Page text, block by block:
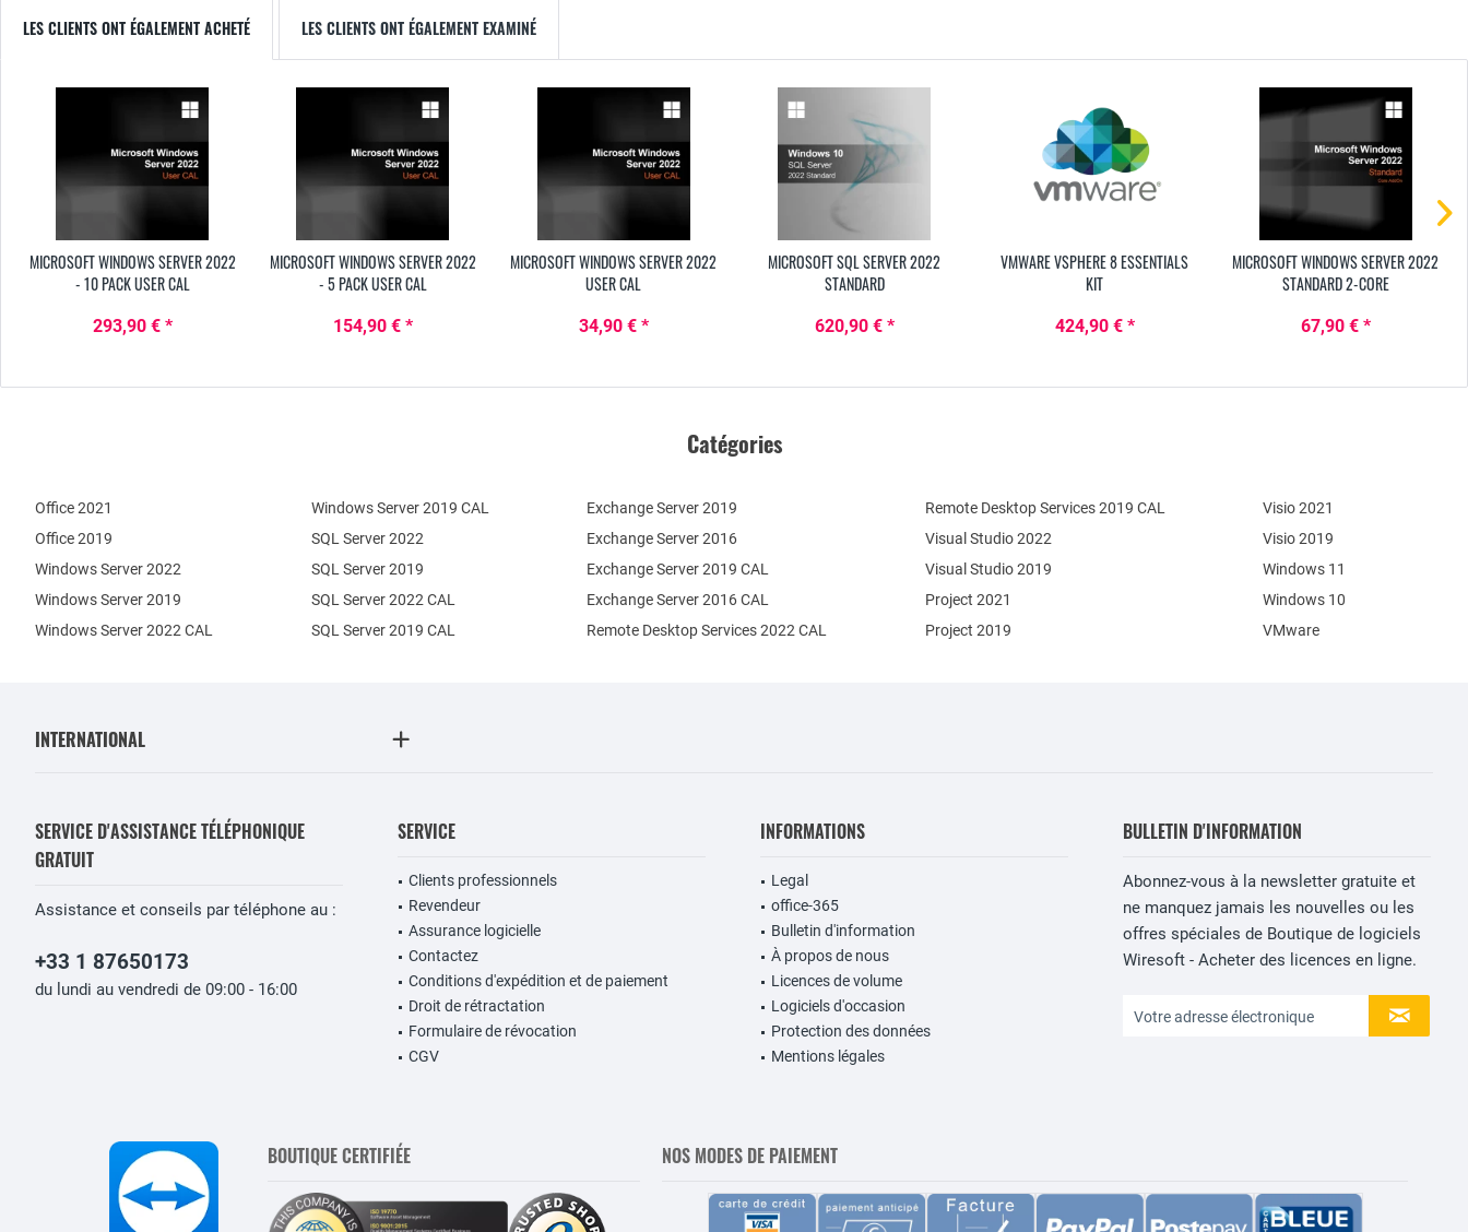
LES CLIENTS ONT ÉGALEMENT ACHETÉ LES CLIENTS ONT ÉGALEMENT EXAMINÉ
MICROSOFT WINDOWS SERVER 2022
- 10 PACK USER CAL
293,90 € *
MICROSOFT WINDOWS SERVER 2022
- 5 PACK USER CAL
154,90 € *
MICROSOFT WINDOWS SERVER 2022
USER CAL
34,90 € *
MICROSOFT SQL SERVER 2022
STANDARD
620,90 € *
VMWARE VSPHERE 8 ESSENTIALS
KIT
424,90 € *
MICROSOFT WINDOWS SERVER 2022
STANDARD 2-CORE
67,90 € *
Catégories
Office 2021
Office 2019
Windows Server 2022
Windows Server 2019
Exchange Server 2019
Exchange Server 2016
SQL Server 2022
SQL Server 2019
Windows Server 2022 CAL
Windows Server 2019 CAL
SQL Server 2022 CAL
SQL Server 2019 CAL
Remote Desktop Services 2022 CAL
Remote Desktop Services 2019 CAL
Exchange Server 2019 CAL
Exchange Server 2016 CAL
Visual Studio 2022
Visual Studio 2019
Project 2021
Project 2019
Visio 2021
Visio 2019
Windows 11
Windows 10
VMware
INTERNATIONAL
SERVICE D'ASSISTANCE TÉLÉPHONIQUE
GRATUIT
Assistance et conseils par téléphone au :
+33 1 87650173
du lundi au vendredi de 09:00 - 16:00
SERVICE
Clients professionnels
Revendeur
Assurance logicielle
Contactez
Conditions d'expédition et de paiement
Droit de rétractation
Formulaire de révocation
CGV
INFORMATIONS
Legal
office-365
Bulletin d'information
À propos de nous
Licences de volume
Logiciels d'occasion
Protection des données
Mentions légales
BULLETIN D'INFORMATION
Abonnez-vous à la newsletter gratuite et
ne manquez jamais les nouvelles ou les
offres spéciales de Boutique de logiciels
Wiresoft - Acheter des licences en ligne.
BOUTIQUE CERTIFIÉE NOS MODES DE PAIEMENT